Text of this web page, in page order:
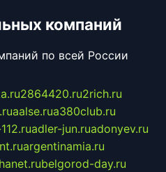
компаний
по всей России
2864420.ru2rich.ru
aalse.rua380club.ru
adler-jun.ruadonyev.ru
argentinamia.ru
belgorod-day.ru